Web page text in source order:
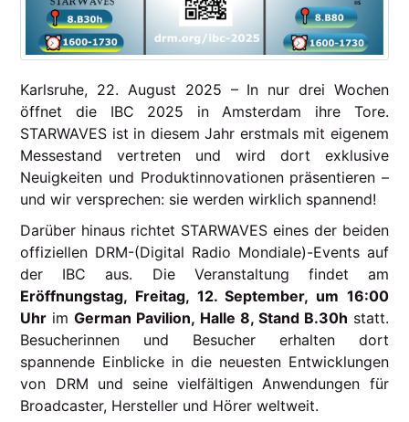
Karlsruhe, 22. August 2025 – In nur drei Wochen
öffnet die IBC 2025 in Amsterdam ihre Tore.
STARWAVES ist in diesem Jahr erstmals mit eigenem
Messestand vertreten und wird dort exklusive
Neuigkeiten und Produktinnovationen präsentieren –
und wir versprechen: sie werden wirklich spannend!
Darüber hinaus richtet STARWAVES eines der beiden
offiziellen DRM-(Digital Radio Mondiale)-Events auf
der IBC aus. Die Veranstaltung findet am
Eröffnungstag, Freitag, 12. September, um 16:00
Uhr imGerman Pavilion, Halle 8, Stand B.30h statt.
Besucherinnen und Besucher erhalten dort
spannende Einblicke in die neuesten Entwicklungen
von DRM und seine vielfältigen Anwendungen für
Broadcaster, Hersteller und Hörer weltweit.